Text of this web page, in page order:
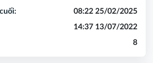
08:22 25/02/2025
14:37 13/07/2022
8